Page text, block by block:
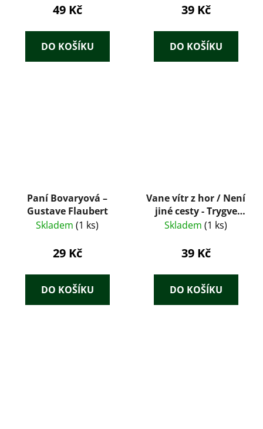
49 Kč
DO KOŠÍKU
39 Kč
DO KOŠÍKU
Paní Bovaryová –
Gustave Flaubert
Skladem (1 ks)
29 Kč
DO KOŠÍKU
Vane vítr z hor / Není
jiné cesty - Trygve
Gulbranssen
Skladem (1 ks)
39 Kč
DO KOŠÍKU